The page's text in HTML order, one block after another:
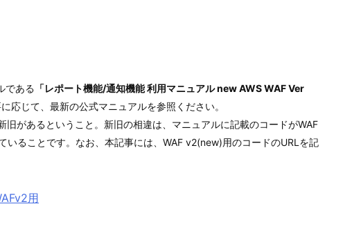
である 「レポート機能/通知機能 利用マニュアル new AWS WAF Ver
応じて、最新の公式マニュアルを参照ください。
があるということ。新旧の相違は、マニュアルに記載のコードがWAF
ることです。なお、本記事には、WAF v2(new)用のコードのURLを記
用